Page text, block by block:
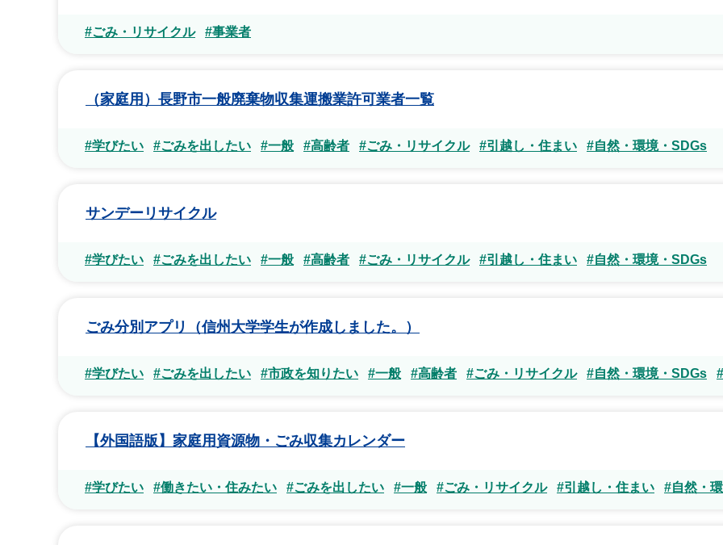
#ごみ・リサイクル #事業者
（家庭用）長野市一般廃棄物収集運搬業許可業者一覧
#学びたい #ごみを出したい #一般 #高齢者 #ごみ・リサイクル #引越し・住まい #自然・環境・SDGs
サンデーリサイクル
#学びたい #ごみを出したい #一般 #高齢者 #ごみ・リサイクル #引越し・住まい #自然・環境・SDGs
ごみ分別アプリ（信州大学学生が作成しました。）
#学びたい #ごみを出したい #市政を知りたい #一般 #高齢者 #ごみ・リサイクル #自然・環境・SDGs
【外国語版】家庭用資源物・ごみ収集カレンダー
#学びたい #働きたい・住みたい #ごみを出したい #一般 #ごみ・リサイクル #引越し・住まい #自然・